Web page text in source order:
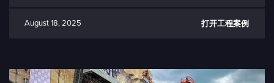
August 18, 2025 打开工程案例